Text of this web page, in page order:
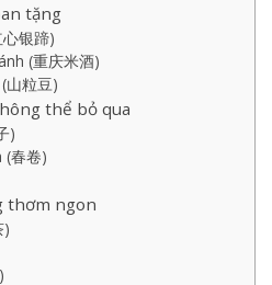
tặng
银蹄)
(重庆米酒)
山粒豆)
thể bỏ qua
)
(春卷)
thơm ngon
)